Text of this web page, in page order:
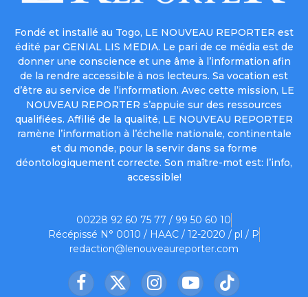
Fondé et installé au Togo, LE NOUVEAU REPORTER est
édité par GENIAL LIS MEDIA. Le pari de ce média est de
donner une conscience et une âme à l’information afin
de la rendre accessible à nos lecteurs. Sa vocation est
d’être au service de l’information. Avec cette mission, LE
NOUVEAU REPORTER s’appuie sur des ressources
qualifiées. Affilié de la qualité, LE NOUVEAU REPORTER
ramène l’information à l’échelle nationale, continentale
et du monde, pour la servir dans sa forme
déontologiquement correcte. Son maître-mot est: l’info,
accessible!
00228 92 60 75 77 / 99 50 60 10
Récépissé N° 0010 / HAAC / 12-2020 / pl / P
redaction@lenouveaureporter.com
Facebook
X InstagramYouTubeTikTok